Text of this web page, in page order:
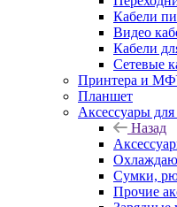
Кабели
Видео
Кабели
Сетевые
Принтера и
Планшет
Аксессуары для
Назад
Сумки,
Прочие